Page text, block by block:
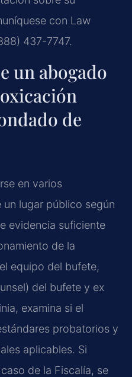
con Law
437-7747.
un abogado
de
en varios
lugar público según
evidencia suficiente
de la
equipo del bufete,
del bufete y ex
examina si el
probatorios y
aplicables. Si
de la Fiscalía, se